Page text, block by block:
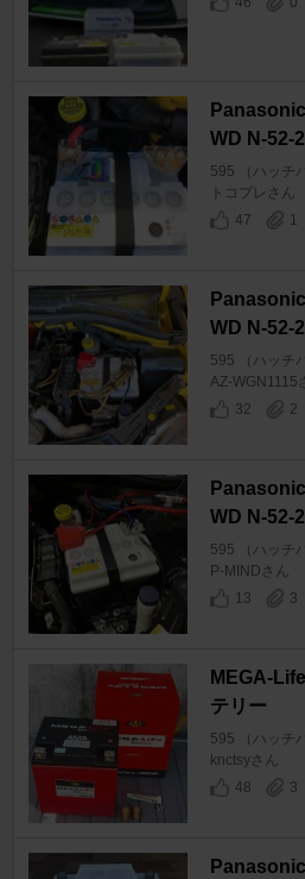
WD N-52-
595 （ハッチ
トコプレさん
47
1
WD N-52-
595 （ハッチ
AZ-WGN1115
32
2
WD N-52-
595 （ハッチ
P-MINDさん
13
3
MEGA-
テリー
595 （ハッチ
knctsyさん
48
3